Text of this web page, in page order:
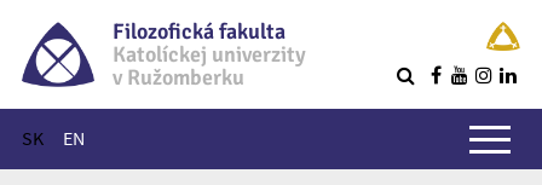
Filozofická fakulta
Katolíckej univerzity
v Ružomberku
SK EN
Hlavné menu